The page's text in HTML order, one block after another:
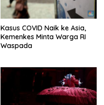
Kasus COVID Naik ke Asia,
Kemenkes Minta Warga RI
Waspada